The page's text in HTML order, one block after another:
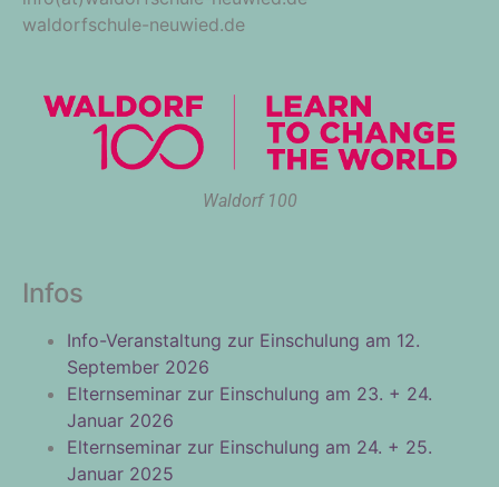
waldorfschule-neuwied.de
Waldorf 100
Infos
Info-Veranstaltung zur Einschulung am 12.
September 2026
Elternseminar zur Einschulung am 23. + 24.
Januar 2026
Elternseminar zur Einschulung am 24. + 25.
Januar 2025